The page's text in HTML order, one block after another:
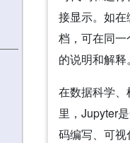
接显示。如
档，可在同
的说明和解释。
在数据科学
里，Jupyter
码编写、可